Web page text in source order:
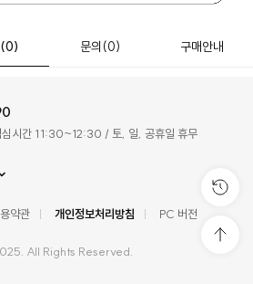
(0) 문의 (0) 구매안내
시간 11:30~12:30 / 토, 일, 공휴일 휴무
약관 개인정보처리방침 PC 버전
All Rights Reserved.